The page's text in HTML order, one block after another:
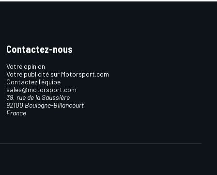
Contactez-nous
Votre opinion
Votre publicité sur Motorsport.com
Contactez l'équipe
sales@motorsport.com
39, rue de la Saussière
92100 Boulogne-Billancourt
France